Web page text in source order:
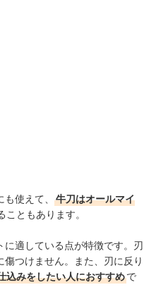
使えて、
牛刀はオールマイ
ともあります。
適している点が特徴です。刃
つけません。また、刃に反り
込みをしたい人におすすめで